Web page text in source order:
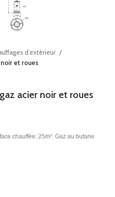
d’extérieur
et roues
acier noir et roues
chauffée: 25m². Gaz au butane